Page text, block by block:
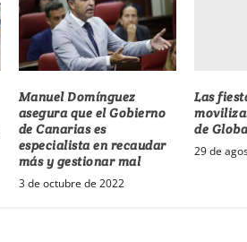
Manuel Domínguez
asegura que el Gobierno
de Canarias es
especialista en recaudar
más y gestionar mal
3 de octubre de 2022
Las
de
29 de